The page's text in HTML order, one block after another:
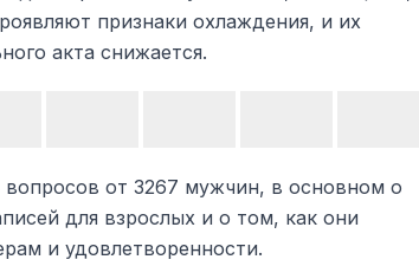
признаки охлаждения, и их
акта снижается.
вопросов от 3267 мужчин, в основном о
для взрослых и о том, как они
и удовлетворенности.